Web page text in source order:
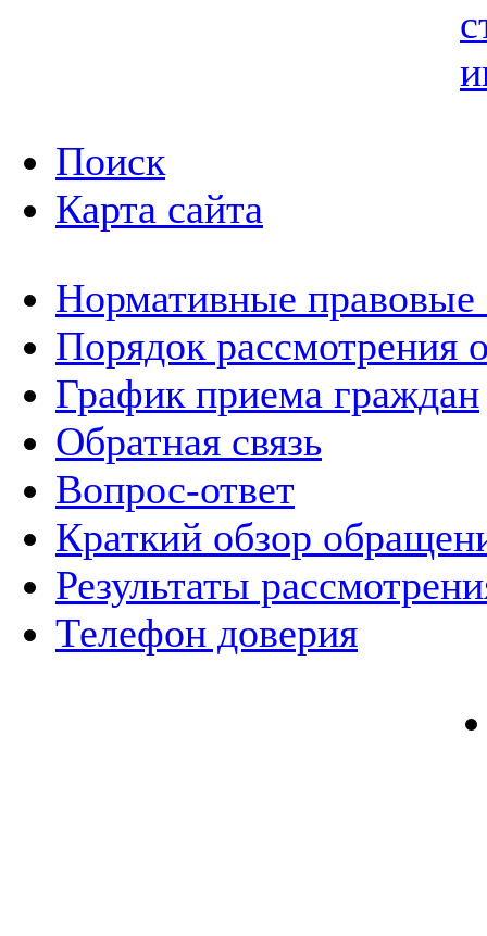
Поиск
Карта сайта
Нормативные правовые
Порядок рассмотрения
График приема граждан
Обратная связь
Вопрос-ответ
Краткий обзор
Результаты
Телефон доверия